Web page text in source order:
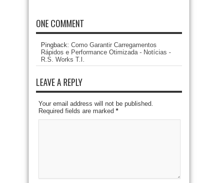
ONE COMMENT
Pingback: Como Garantir Carregamentos
Rápidos e Performance Otimizada - Notícias -
R.S. Works T.I.
LEAVE A REPLY
Your email address will not be published.
Required fields are marked *